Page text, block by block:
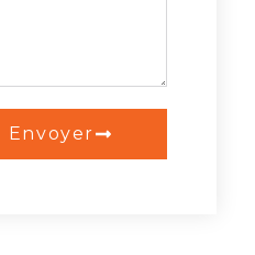
Envoyer